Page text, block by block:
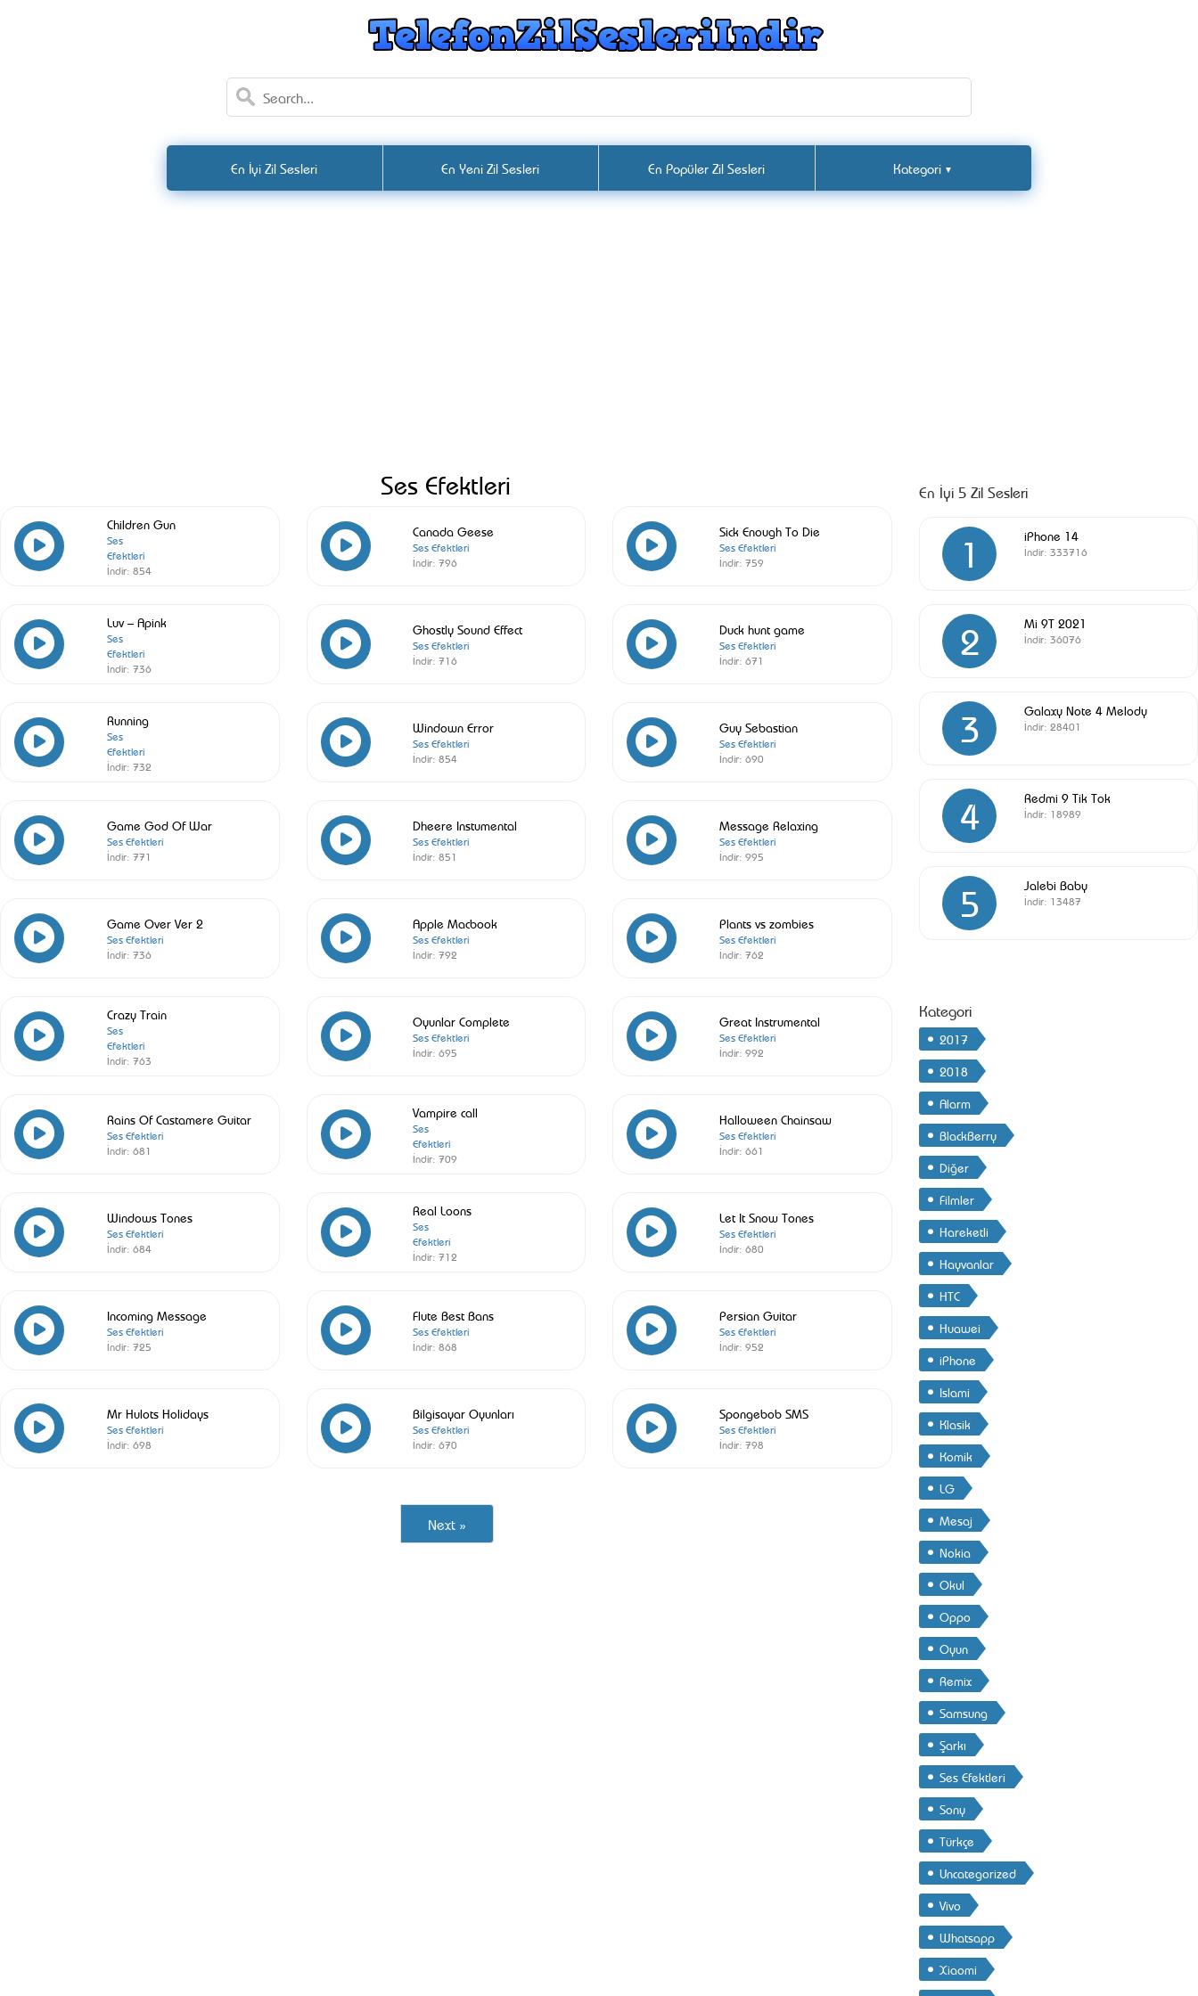
En İyi Zil Sesleri En Yeni Zil Sesleri En Popüler Zil Sesleri Kategori ▼
Ses Efektleri
Children Gun
Ses
Efektleri
İndir: 854
Canada Geese
Ses Efektleri
İndir:796
Sick Enough To Die
Ses Efektleri
İndir: 759
Luv – Apink
Ses
Efektleri
İndir: 736
Ghostly Sound Effect
Ses Efektleri
İndir:716
Duck hunt game
Ses Efektleri
İndir: 671
Running
Ses
Efektleri
İndir: 732
Windown Error
Ses Efektleri
İndir:854
Guy Sebastian
Ses Efektleri
İndir: 690
Game God Of War
Ses Efektleri
İndir: 771
Dheere Instumental
Ses Efektleri
İndir:851
Message Relaxing
Ses Efektleri
İndir: 995
Game Over Ver 2
Ses Efektleri
İndir: 736
Apple Macbook
Ses Efektleri
İndir:792
Plants vs zombies
Ses Efektleri
İndir: 762
Crazy Train
Ses
Efektleri
İndir: 763
Oyunlar Complete
Ses Efektleri
İndir:695
Great Instrumental
Ses Efektleri
İndir: 992
Rains Of Castamere Guitar
Ses Efektleri
İndir: 681
Vampire call
Ses
Efektleri
İndir:709
Halloween Chainsaw
Ses Efektleri
İndir: 661
Windows Tones
Ses Efektleri
İndir: 684
Real Loons
Ses
Efektleri
İndir:712
Let It Snow Tones
Ses Efektleri
İndir: 680
Incoming Message
Ses Efektleri
İndir: 725
Flute Best Bans
Ses Efektleri
İndir:868
Persian Guitar
Ses Efektleri
İndir: 952
Mr Hulots Holidays
Ses Efektleri
İndir: 698
Bilgisayar Oyunları
Ses Efektleri
İndir:670
Spongebob SMS
Ses Efektleri
İndir: 798
Next »
En İyi 5 Zil Sesleri
1 iPhone 14
İndir: 333716
2 Mi 9T 2021
İndir: 36076
3 Galaxy Note 4 Melody
İndir: 28401
4 Redmi 9 Tik Tok
İndir: 18989
5 Jalebi Baby
İndir: 13487
Kategori
2017
2018
Alarm
BlackBerry
Diğer
Filmler
Hareketli
Hayvanlar
HTC
Huawei
iPhone
Islami
Klasik
Komik
LG
Mesaj
Nokia
Okul
Oppo
Oyun
Remix
Samsung
Şarkı
Ses Efektleri
Sony
Türkçe
Uncategorized
Vivo
Whatsapp
Xiaomi